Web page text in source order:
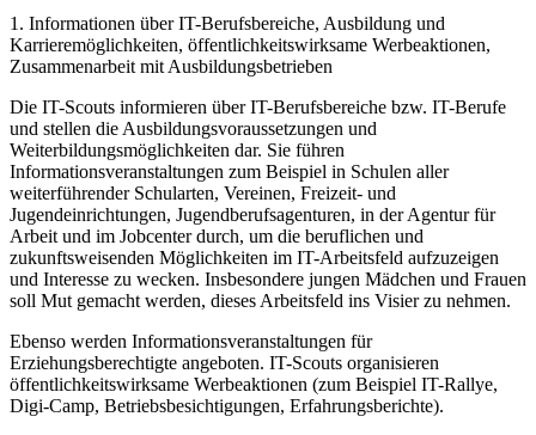
1. Informationen über IT-Berufsbereiche, Ausbildung und
Karrieremöglichkeiten, öffentlichkeitswirksame Werbeaktionen,
Zusammenarbeit mit Ausbildungsbetrieben
Die IT-Scouts informieren über IT-Berufsbereiche bzw. IT-Berufe
und stellen die Ausbildungsvoraussetzungen und
Weiterbildungsmöglichkeiten dar. Sie führen
Informationsveranstaltungen zum Beispiel in Schulen aller
weiterführender Schularten, Vereinen, Freizeit- und
Jugendeinrichtungen, Jugendberufsagenturen, in der Agentur für
Arbeit und im Jobcenter durch, um die beruflichen und
zukunftsweisenden Möglichkeiten im IT-Arbeitsfeld aufzuzeigen
und Interesse zu wecken. Insbesondere jungen Mädchen und Frauen
soll Mut gemacht werden, dieses Arbeitsfeld ins Visier zu nehmen.
Ebenso werden Informationsveranstaltungen für
Erziehungsberechtigte angeboten. IT-Scouts organisieren
öffentlichkeitswirksame Werbeaktionen (zum Beispiel IT-Rallye,
Digi-Camp, Betriebsbesichtigungen, Erfahrungsberichte).